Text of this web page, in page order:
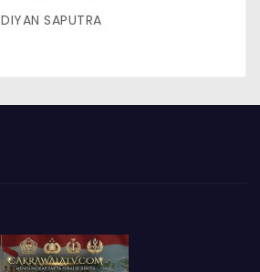
DIYAN SAPUTRA